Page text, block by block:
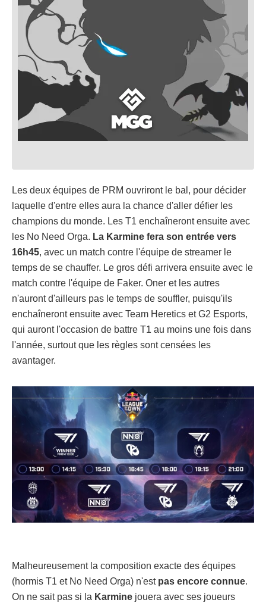
Les deux équipes de PRM ouvriront le bal, pour décider
laquelle d'entre elles aura la chance d'aller défier les
champions du monde. Les T1 enchaîneront ensuite avec
les No Need Orga. La Karmine fera son entrée vers
16h45, avec un match contre l'équipe de streamer le
temps de se chauffer. Le gros défi arrivera ensuite avec le
match contre l'équipe de Faker. Oner et les autres
n'auront d'ailleurs pas le temps de souffler, puisqu'ils
enchaîneront ensuite avec Team Heretics et G2 Esports,
qui auront l'occasion de battre T1 au moins une fois dans
l'année, surtout que les règles sont censées les
avantager.
Malheureusement la composition exacte des équipes
(hormis T1 et No Need Orga) n'estpas encore connue.
On ne sait pas si la Karmine jouera avec ses joueurs